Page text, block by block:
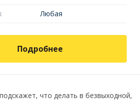
Любая
Подробнее
подскажет, что делать в безвыходной,